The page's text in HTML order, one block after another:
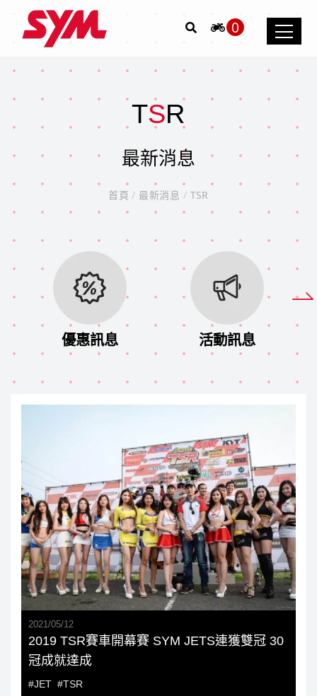
0
TSR
最新消息
首頁 / 最新消息 / TSR
優惠訊息 活動訊息
2021 /05/12
2019 TSR賽車開幕賽 SYM JETS連獲雙冠 30
冠成就達成
#JET #TSR